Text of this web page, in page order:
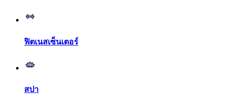
ฟิตเนสเซ็นเตอร์
สปา